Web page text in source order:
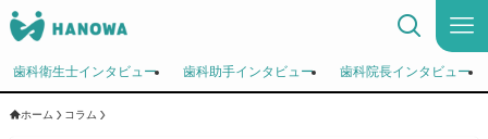
歯科衛生士インタビュー 歯科助手インタビュー 歯科院長インタビュー
ホーム コラム